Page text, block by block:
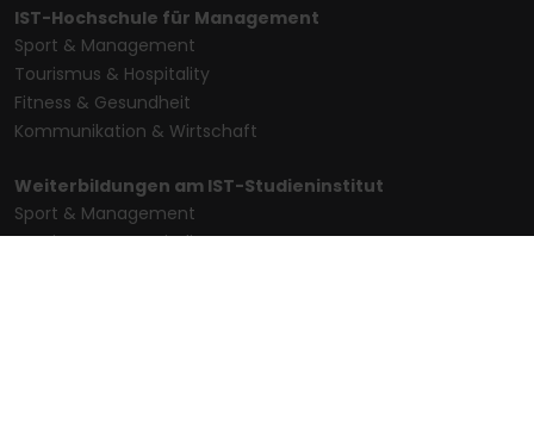
IST-Hochschule für Management
Sport & Management
Tourismus & Hospitality
Fitness & Gesundheit
Kommunikation & Wirtschaft
Weiterbildungen am IST-Studieninstitut
Sport & Management
Tourismus & Hospitality